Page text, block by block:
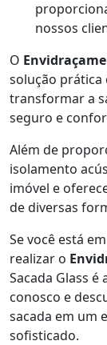
nossos
O
solução prática
transformar a
seguro e
Além de
isolamento
imóvel e
de diversas
Se você está
realizar o
Sacada Glass
conosco e
sacada em um
sofisticado.